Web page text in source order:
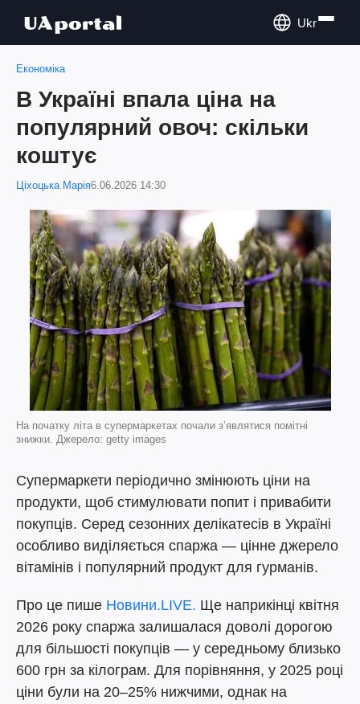
Ukr
Економіка
В Україні впала ціна на
популярний овоч: скільки
коштує
Ціхоцька Марія6.06.2026 14:30
На початку літа в супермаркетах почали з’являтися помітні
знижки. Джерело: getty images
Супермаркети періодично змінюють ціни на
продукти, щоб стимулювати попит і привабити
покупців. Серед сезонних делікатесів в Україні
особливо виділяється спаржа — цінне джерело
вітамінів і популярний продукт для гурманів.
Про це пише Новини.LIVE. Ще наприкінці квітня
2026 року спаржа залишалася доволі дорогою
для більшості покупців — у середньому близько
600 грн за кілограм. Для порівняння, у 2025 році
ціни були на 20–25% нижчими, однак на